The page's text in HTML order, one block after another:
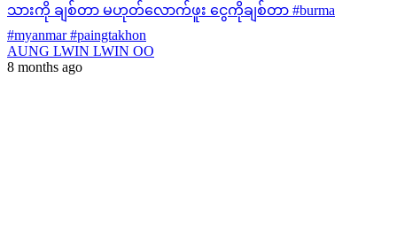
သားကို ချစ်တာ မဟုတ်လောက်ဖူး ငွေကိုချစ်တာ #burma
#myanmar #paingtakhon
AUNG LWIN LWIN OO
8 months ago